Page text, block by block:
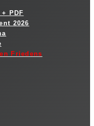
PDF
2026
Friedens